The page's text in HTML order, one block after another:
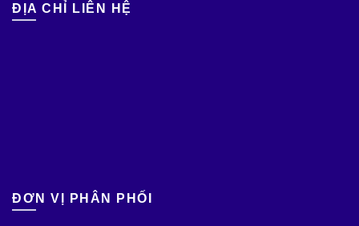
ĐỊA CHỈ LIÊN HỆ
ĐƠN VỊ PHÂN PHỐI